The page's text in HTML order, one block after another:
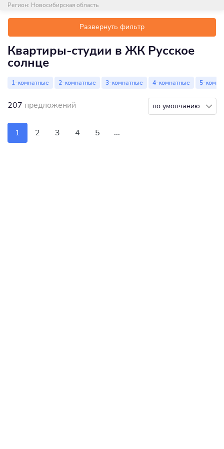
Регион: Новосибирская область
Развернуть фильтр
Квартиры-студии в ЖК Русское
солнце
1-комнатные 2-комнатные 3-комнатные 4-комнатные 5-
207 предложений по умолчанию
1 2 3 4 5 ...